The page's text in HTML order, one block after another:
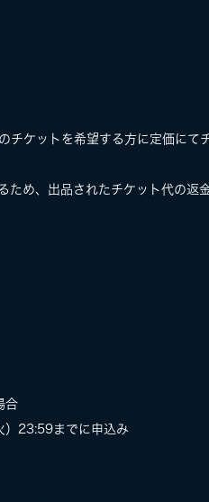
ケットを希望する方に定価にて
め、出品されたチケット代の返
合
）23:59までに申込み